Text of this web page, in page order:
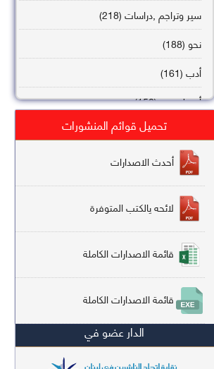
سير وتراجم ,دراسات (218)
نحو (188)
أدب (161)
أصول فقه (158)
تاريخ (138)
فقه شافعي (132)
فقه حنفي (113)
فقه مالكي (112)
تفسير قرآن (106)
علم كلام (96)
أخلاق وتصوف (91)
سير وتراجم (90)
تحميل قوائم المنشورات
أحدث الاصدارات
لائحه يالكتب المتوفرة
قائمة الاصدارات الكاملة
قائمة الاصدارات الكاملة
الدار عضو في